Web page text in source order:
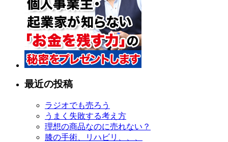
最近の投稿
ラジオでも売ろう
うまく失敗する考え方
理想の商品なのに売れない？
膝の手術、リハビリ、、、